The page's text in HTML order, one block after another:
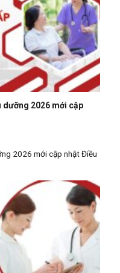
dưỡng 2026 mới cập
2026 mới cập nhật Điều